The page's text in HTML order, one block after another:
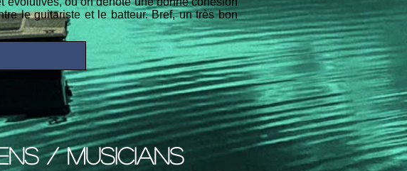
le guitariste et le batteur. Bref, un très bon
/ musicians